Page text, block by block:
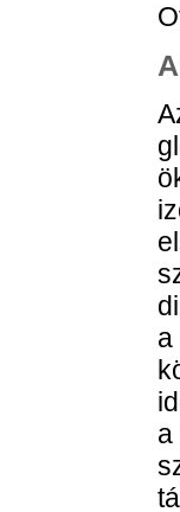
a
a